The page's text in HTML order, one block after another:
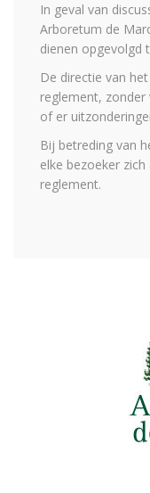
In geval van
Arboretum de
dienen opgevolgd
De directie van
reglement,
of er
Bij betreding van
elke bezoeker
reglement.